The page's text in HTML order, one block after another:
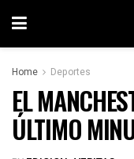
Home Deportes
EL
ÚLTIMO